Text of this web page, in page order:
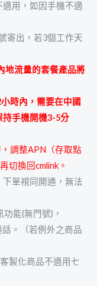
用，如因手機不適
寄出，若3個工作天
地流量的套餐產品將
時內，需要在中國
手機開機3-5分
調整APN（存取點
切換回cmlink。
單視同開通，無法
功能(無門號)，
。（若例外之商品
製化商品不適用七